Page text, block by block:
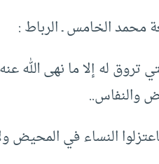
محمد الخامس ـ الرباط :
تروق له إلا ما نهى الله
والنفاس..
النساء في المحيض